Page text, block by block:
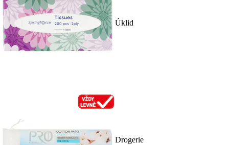
Úklid
Drogerie